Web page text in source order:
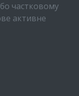
частковому
активне